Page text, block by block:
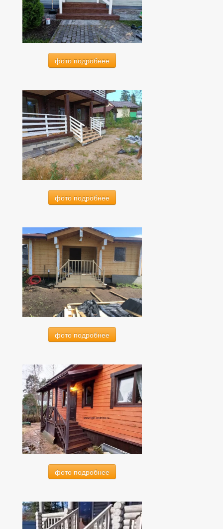
фото подробнее
фото подробнее
фото подробнее
фото подробнее